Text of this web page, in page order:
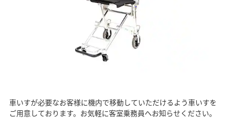
車いすが必要なお客様に機内で移動していただけるよう車いすを
ご用意しております。お気軽に客室乗務員へお知らせください。